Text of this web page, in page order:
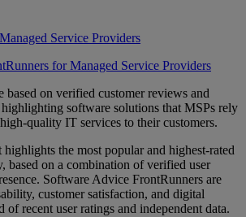
Service Providers
for Managed Service Providers
based on verified customer reviews and
software solutions that MSPs rely
quality IT services to their customers.
the most popular and highest-rated
based on a combination of verified user
Software Advice FrontRunners are
customer satisfaction, and digital
of recent user ratings and independent data.